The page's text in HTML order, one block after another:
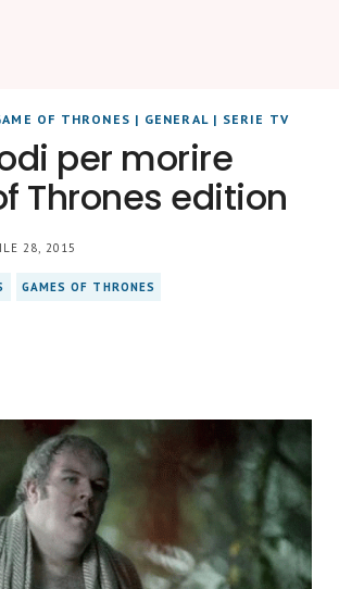
OF THRONES | GENERAL | SERIE TV
per morire
Thrones edition
28, 2015
GAMES OF THRONES